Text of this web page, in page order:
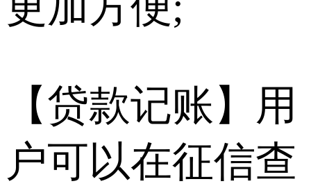
【贷款记账】用
户可以在征信查